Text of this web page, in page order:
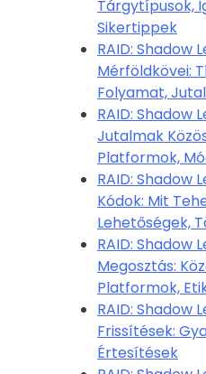
Tárgytípusok,
Sikertippek
RAID: Shadow
Mérföldkövei:
Folyamat,
RAID: Shadow
Jutalmak
Platformok,
RAID: Shadow
Kódok: Mit
Lehetőségek,
RAID: Shadow
Megosztás:
Platformok,
RAID: Shadow
Frissítések:
Értesítések